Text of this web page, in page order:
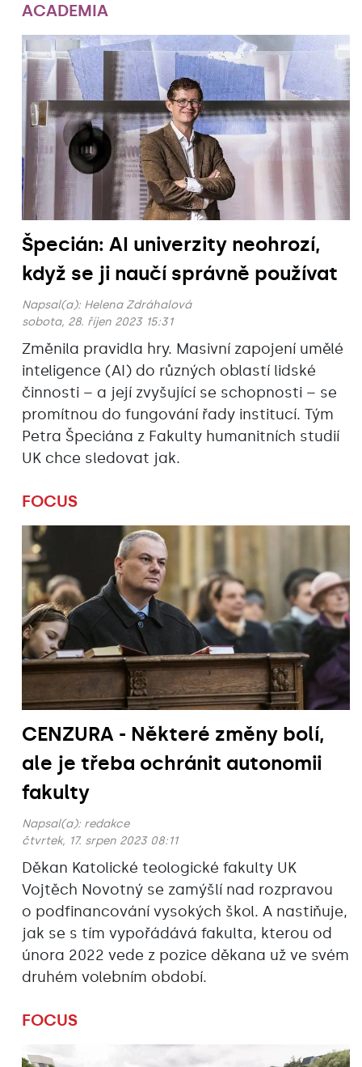
ACADEMIA
Špecián: AI univerzity neohrozí,
když se ji naučí správně používat
Napsal(a): Helena Zdráhalová
sobota, 28. říjen 2023 15:31
Změnila pravidla hry. Masivní zapojení umělé
inteligence (AI) do různých oblastí lidské
činnosti – a její zvyšující se schopnosti – se
promítnou do fungování řady institucí. Tým
Petra Špeciána z Fakulty humanitních studií
UK chce sledovat jak.
FOCUS
CENZURA - Některé změny bolí,
ale je třeba ochránit autonomii
fakulty
Napsal(a): redakce
čtvrtek, 17. srpen 2023 08:11
Děkan Katolické teologické fakulty UK
Vojtěch Novotný se zamýšlí nad rozpravou
o podfinancování vysokých škol. A nastiňuje,
jak se s tím vypořádává fakulta, kterou od
února 2022 vede z pozice děkana už ve svém
druhém volebním období.
FOCUS